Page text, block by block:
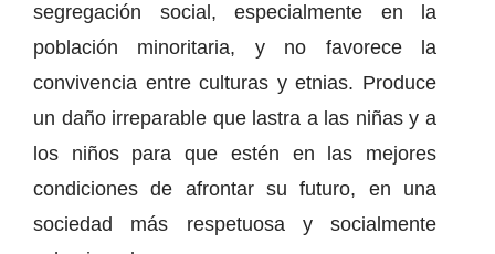
segregación social, especialmente en la
población minoritaria, y no favorece la
convivencia entre culturas y etnias. Produce
un daño irreparable que lastra a las niñas y a
los niños para que estén en las mejores
condiciones de afrontar su futuro, en una
sociedad más respetuosa y socialmente